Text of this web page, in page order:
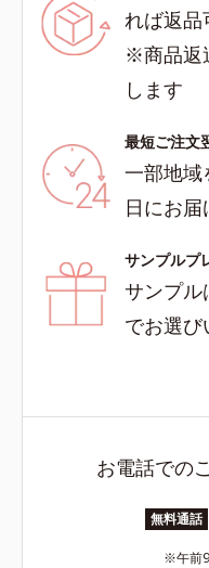
れば返品
※商品返
します
最短ご注文
一部地域
日にお
サンプルプ
サンプル
でお選び
お電話での
無料通話
午前